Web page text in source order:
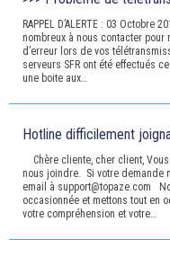
RAPPEL D’ALERTE : 03
nombreux à nous contacter
d’erreur lors de vos
serveurs SFR ont été effectués
une boite aux…
Hotline difficilement
Chère cliente, cher client,
nous joindre. Si votre demande
email à support@topaze.com
occasionnée et mettons tout en
votre compréhension et votre…